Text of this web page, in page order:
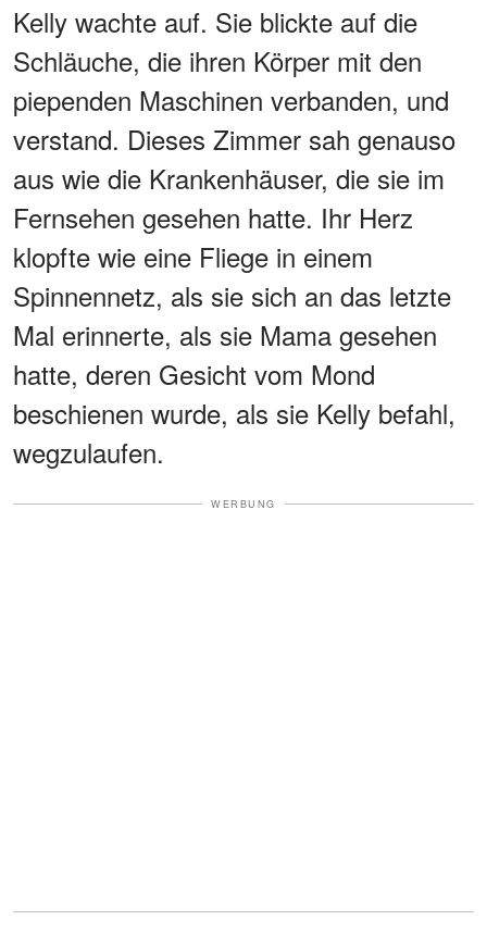
Kelly wachte auf. Sie blickte auf die
Schläuche, die ihren Körper mit den
piependen Maschinen verbanden, und
verstand. Dieses Zimmer sah genauso
aus wie die Krankenhäuser, die sie im
Fernsehen gesehen hatte. Ihr Herz
klopfte wie eine Fliege in einem
Spinnennetz, als sie sich an das letzte
Mal erinnerte, als sie Mama gesehen
hatte, deren Gesicht vom Mond
beschienen wurde, als sie Kelly befahl,
wegzulaufen.
WERBUNG